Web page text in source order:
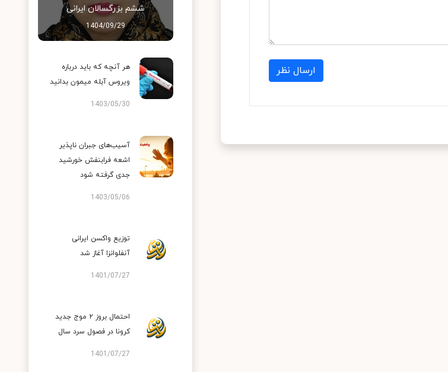
ارسال نظر
ششم بزرگسالان ایرانی
1404/09/29
هر آنچه که باید درباره
ویروس آبله میمون بدانید
1403/05/30
آسیب‌های جبران ناپذیر
اشعه فرابنفش خورشید
جدی گرفته شود
1403/05/06
توزیع واکسن ایرانی
آنفلوانزا آغاز شد
1401/07/27
احتمال بروز ۲ موج جدید
کرونا در فصول سرد سال
1401/07/27